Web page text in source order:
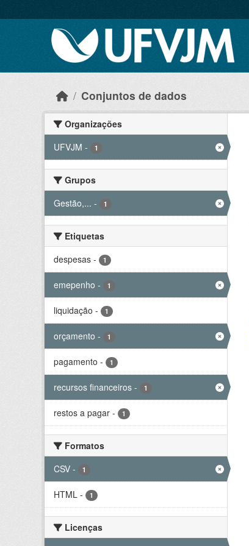
Conjuntos de dados
Organizações
UFVJM - 1
Grupos
Gestão,... - 1
Etiquetas
despesas - 1
emepenho - 1
liquidação - 1
orçamento - 1
pagamento - 1
recursos financeiros - 1
restos a pagar - 1
Formatos
CSV - 1
HTML - 1
Licenças